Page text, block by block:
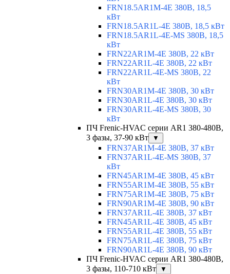
FRN18.5AR1M-4E 380В, 18,5
кВт
FRN18.5AR1L-4E 380В, 18,5 кВт
FRN18.5AR1L-4E-MS 380В, 18,5
кВт
FRN22AR1M-4E 380В, 22 кВт
FRN22AR1L-4E 380В, 22 кВт
FRN22AR1L-4E-MS 380В, 22
кВт
FRN30AR1M-4E 380В, 30 кВт
FRN30AR1L-4E 380В, 30 кВт
FRN30AR1L-4E-MS 380В, 30
кВт
ПЧ Frenic-HVAC серии AR1 380-480В,
3 фазы, 37-90 кВт
▼
FRN37AR1M-4E 380В, 37 кВт
FRN37AR1L-4E-MS 380В, 37
кВт
FRN45AR1M-4E 380В, 45 кВт
FRN55AR1M-4E 380В, 55 кВт
FRN75AR1M-4E 380В, 75 кВт
FRN90AR1M-4E 380В, 90 кВт
FRN37AR1L-4E 380В, 37 кВт
FRN45AR1L-4E 380В, 45 кВт
FRN55AR1L-4E 380В, 55 кВт
FRN75AR1L-4E 380В, 75 кВт
FRN90AR1L-4E 380В, 90 кВт
ПЧ Frenic-HVAC серии AR1 380-480В,
3 фазы, 110-710 кВт
▼